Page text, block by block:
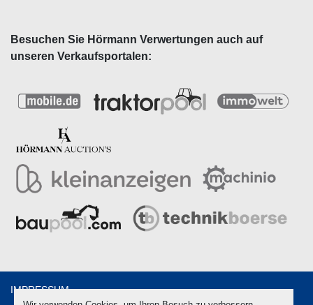
Besuchen Sie Hörmann Verwertungen auch auf
unseren Verkaufsportalen:
IMPRESSUM